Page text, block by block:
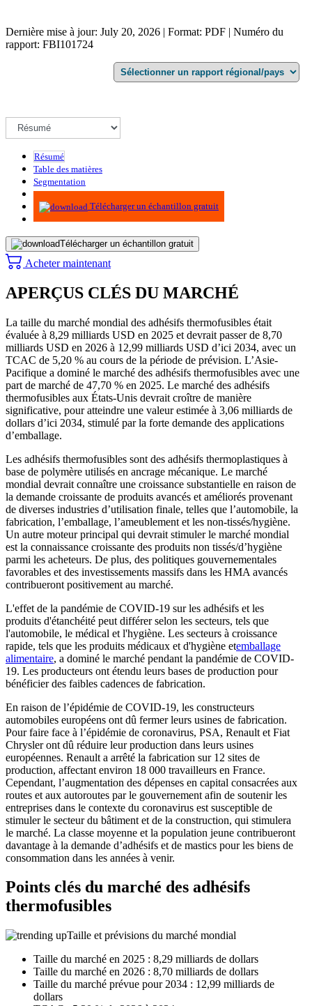
Dernière mise à jour: July 20, 2026 | Format: PDF | Numéro du
rapport: FBI101724
Résumé
Table des matières
Segmentation
Méthodologie
Télécharger un échantillon gratuit
Télécharger un échantillon gratuit
Acheter maintenant
APERÇUS CLÉS DU MARCHÉ
La taille du marché mondial des adhésifs thermofusibles était
évaluée à 8,29 milliards USD en 2025 et devrait passer de 8,70
milliards USD en 2026 à 12,99 milliards USD d’ici 2034, avec un
TCAC de 5,20 % au cours de la période de prévision. L’Asie-
Pacifique a dominé le marché des adhésifs thermofusibles avec une
part de marché de 47,70 % en 2025. Le marché des adhésifs
thermofusibles aux États-Unis devrait croître de manière
significative, pour atteindre une valeur estimée à 3,06 milliards de
dollars d’ici 2034, stimulé par la forte demande des applications
d’emballage.
Les adhésifs thermofusibles sont des adhésifs thermoplastiques à
base de polymère utilisés en ancrage mécanique. Le marché
mondial devrait connaître une croissance substantielle en raison de
la demande croissante de produits avancés et améliorés provenant
de diverses industries d’utilisation finale, telles que l’automobile, la
fabrication, l’emballage, l’ameublement et les non-tissés/hygiène.
Un autre moteur principal qui devrait stimuler le marché mondial
est la connaissance croissante des produits non tissés/d’hygiène
parmi les acheteurs. De plus, des politiques gouvernementales
favorables et des investissements massifs dans les HMA avancés
contribueront positivement au marché.
L'effet de la pandémie de COVID-19 sur les adhésifs et les
produits d'étanchéité peut différer selon les secteurs, tels que
l'automobile, le médical et l'hygiène. Les secteurs à croissance
rapide, tels que les produits médicaux et d'hygiène etemballage
alimentaire, a dominé le marché pendant la pandémie de COVID-
19. Les producteurs ont étendu leurs bases de production pour
bénéficier des faibles cadences de fabrication.
En raison de l’épidémie de COVID-19, les constructeurs
automobiles européens ont dû fermer leurs usines de fabrication.
Pour faire face à l’épidémie de coronavirus, PSA, Renault et Fiat
Chrysler ont dû réduire leur production dans leurs usines
européennes. Renault a arrêté la fabrication sur 12 sites de
production, affectant environ 18 000 travailleurs en France.
Cependant, l’augmentation des dépenses en capital consacrées aux
routes et aux autoroutes par le gouvernement afin de soutenir les
entreprises dans le contexte du coronavirus est susceptible de
stimuler le secteur du bâtiment et de la construction, qui stimulera
le marché. La classe moyenne et la population jeune contribueront
davantage à la demande d’adhésifs et de mastics pour les biens de
consommation dans les années à venir.
Points clés du marché des adhésifs
thermofusibles
Taille et prévisions du marché mondial
Taille du marché en 2025 : 8,29 milliards de dollars
Taille du marché en 2026 : 8,70 milliards de dollars
Taille du marché prévue pour 2034 : 12,99 milliards de
dollars